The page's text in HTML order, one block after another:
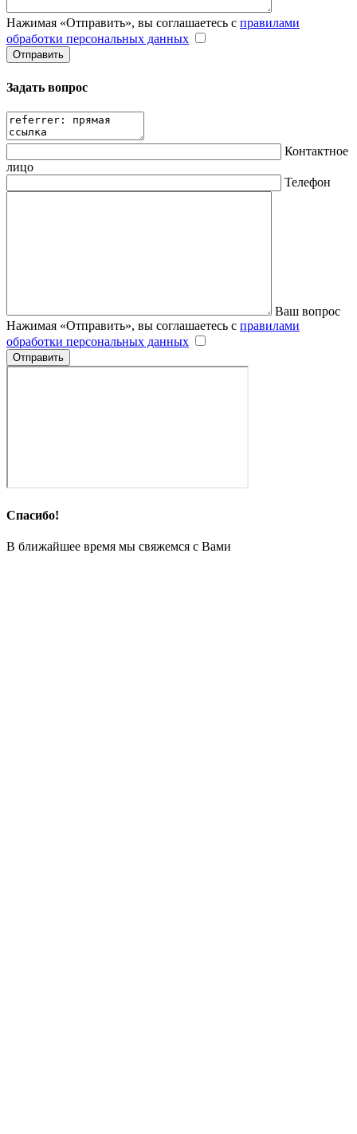
Нажимая «Отправить», вы соглашаетесь с правилами
обработки персональных данных
Задать вопрос
Контактное
лицо
Телефон
Ваш вопрос
Нажимая «Отправить», вы соглашаетесь с правилами
обработки персональных данных
Спасибо!
В ближайшее время мы свяжемся с Вами